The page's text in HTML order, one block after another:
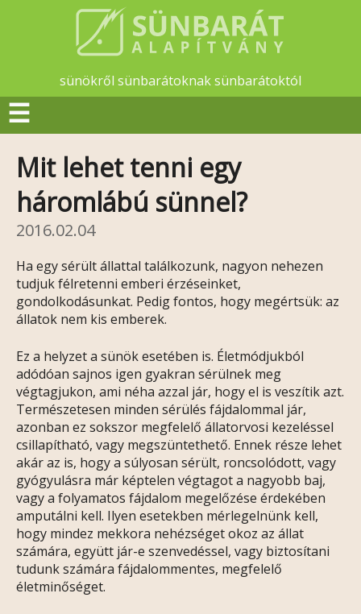
sünökről sünbarátoknak sünbarátoktól
☰
Mit lehet tenni egy
háromlábú sünnel?
2016.02.04
Ha egy sérült állattal találkozunk, nagyon nehezen
tudjuk félretenni emberi érzéseinket,
gondolkodásunkat. Pedig fontos, hogy megértsük: az
állatok nem kis emberek.
Ez a helyzet a sünök esetében is. Életmódjukból
adódóan sajnos igen gyakran sérülnek meg
végtagjukon, ami néha azzal jár, hogy el is veszítik azt.
Természetesen minden sérülés fájdalommal jár,
azonban ez sokszor megfelelő állatorvosi kezeléssel
csillapítható, vagy megszüntethető. Ennek része lehet
akár az is, hogy a súlyosan sérült, roncsolódott, vagy
gyógyulásra már képtelen végtagot a nagyobb baj,
vagy a folyamatos fájdalom megelőzése érdekében
amputálni kell. Ilyen esetekben mérlegelnünk kell,
hogy mindez mekkora nehézséget okoz az állat
számára, együtt jár-e szenvedéssel, vagy biztosítani
tudunk számára fájdalommentes, megfelelő
életminőséget.